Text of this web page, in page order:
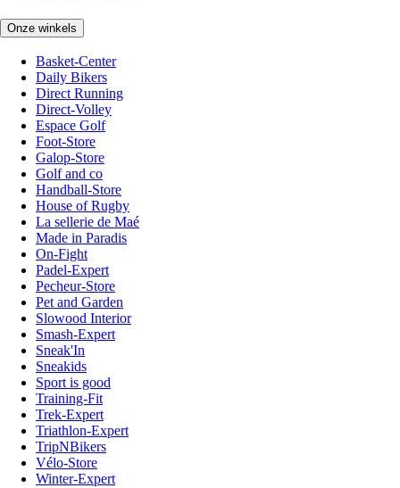
Onze winkels
Basket-Center
Daily Bikers
Direct Running
Direct-Volley
Espace Golf
Foot-Store
Galop-Store
Golf and co
Handball-Store
House of Rugby
La sellerie de Maé
Made in Paradis
On-Fight
Padel-Expert
Pecheur-Store
Pet and Garden
Slowood Interior
Smash-Expert
Sneak'In
Sneakids
Sport is good
Training-Fit
Trek-Expert
Triathlon-Expert
TripNBikers
Vélo-Store
Winter-Expert